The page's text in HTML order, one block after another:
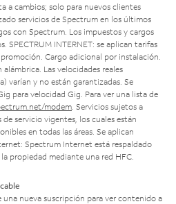
a cambios; solo para nuevos clientes
servicios de Spectrum en los últimos
con Spectrum. Los impuestos y cargos
SPECTRUM INTERNET: se aplican tarifas
Cargo adicional por instalación.
Las velocidades reales
varían y no están garantizadas. Se
para velocidad Gig. Para ver una lista de
modem . Servicios sujetos a
servicio vigentes, los cuales están
en todas las áreas. Se aplican
Spectrum Internet está respaldado
propiedad mediante una red HFC.
nueva suscripción para ver contenido a